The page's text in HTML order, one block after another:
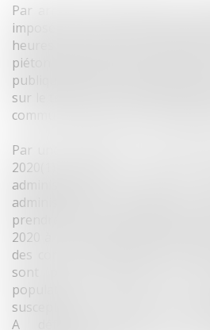
Par arrêté du 28 août 2020, la
imposé le port du masque, à
heures et jusqu’au 30
piéton âgé d’au moins onze
publique et dans l’ensemble
sur le territoire la commune de
communes de plus de 10 000
Par une ordonnance de référé-
2020(1) (article L. 521-1
administrative), le juge
administratif de Strasbourg a
prendre un nouvel arrêté, au
2020 à 12 heures, excluant du
des communes visées et les
sont pas caractérisés par
population ou par des
susceptibles de favoriser la
A défaut, l’arrêté du